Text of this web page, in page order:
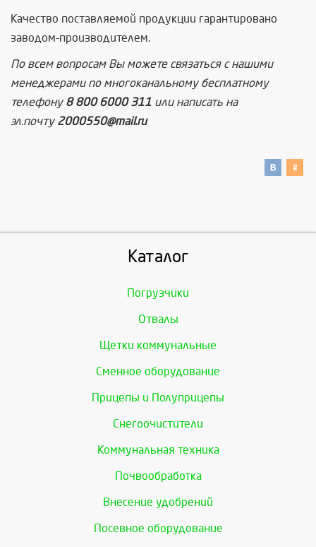
Качество поставляемой продукции гарантировано
заводом-производителем.
По всем вопросам Вы можете связаться с нашими
менеджерами по многоканальному бесплатному
телефону 8 800 6000 311 или написать на
эл.почту 2000550@mail.ru
Каталог
Погрузчики
Отвалы
Щетки коммунальные
Сменное оборудование
Прицепы и Полуприцепы
Снегоочистители
Коммунальная техника
Почвообработка
Внесение удобрений
Посевное оборудование